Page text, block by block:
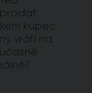
kupec
vrátí na